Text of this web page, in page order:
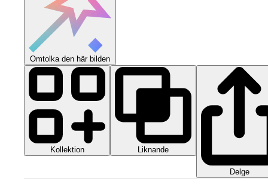
Omtolka den här bilden
Kollektion Liknande
Delge